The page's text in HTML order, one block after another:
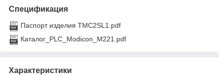
Спецификация
Паспорт изделия TMC2SL1.pdf
Каталог_PLC_Modicon_M221.pdf
Характеристики